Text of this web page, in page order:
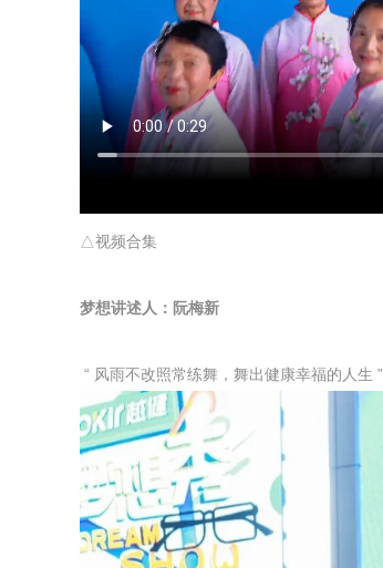
△视频合集
梦想讲述人：阮梅新
“ 风雨不改照常练舞，舞出健康幸福的人生 ”